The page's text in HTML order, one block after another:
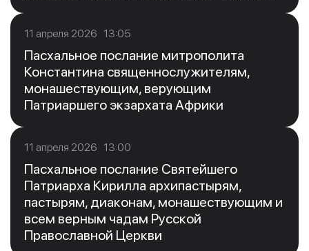
11 апреля 2026 13:05
Пасхальное послание митрополита
Константина священнослужителям,
монашествующим, верующим
Патриаршего экзархата Африки
11 апреля 2026 13:00
Пасхальное послание Святейшего
Патриарха Кирилла архипастырям,
пастырям, диаконам, монашествующим и
всем верным чадам Русской
Православной Церкви